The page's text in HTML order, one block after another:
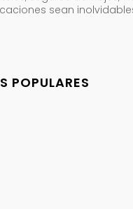
sean
POPULARES